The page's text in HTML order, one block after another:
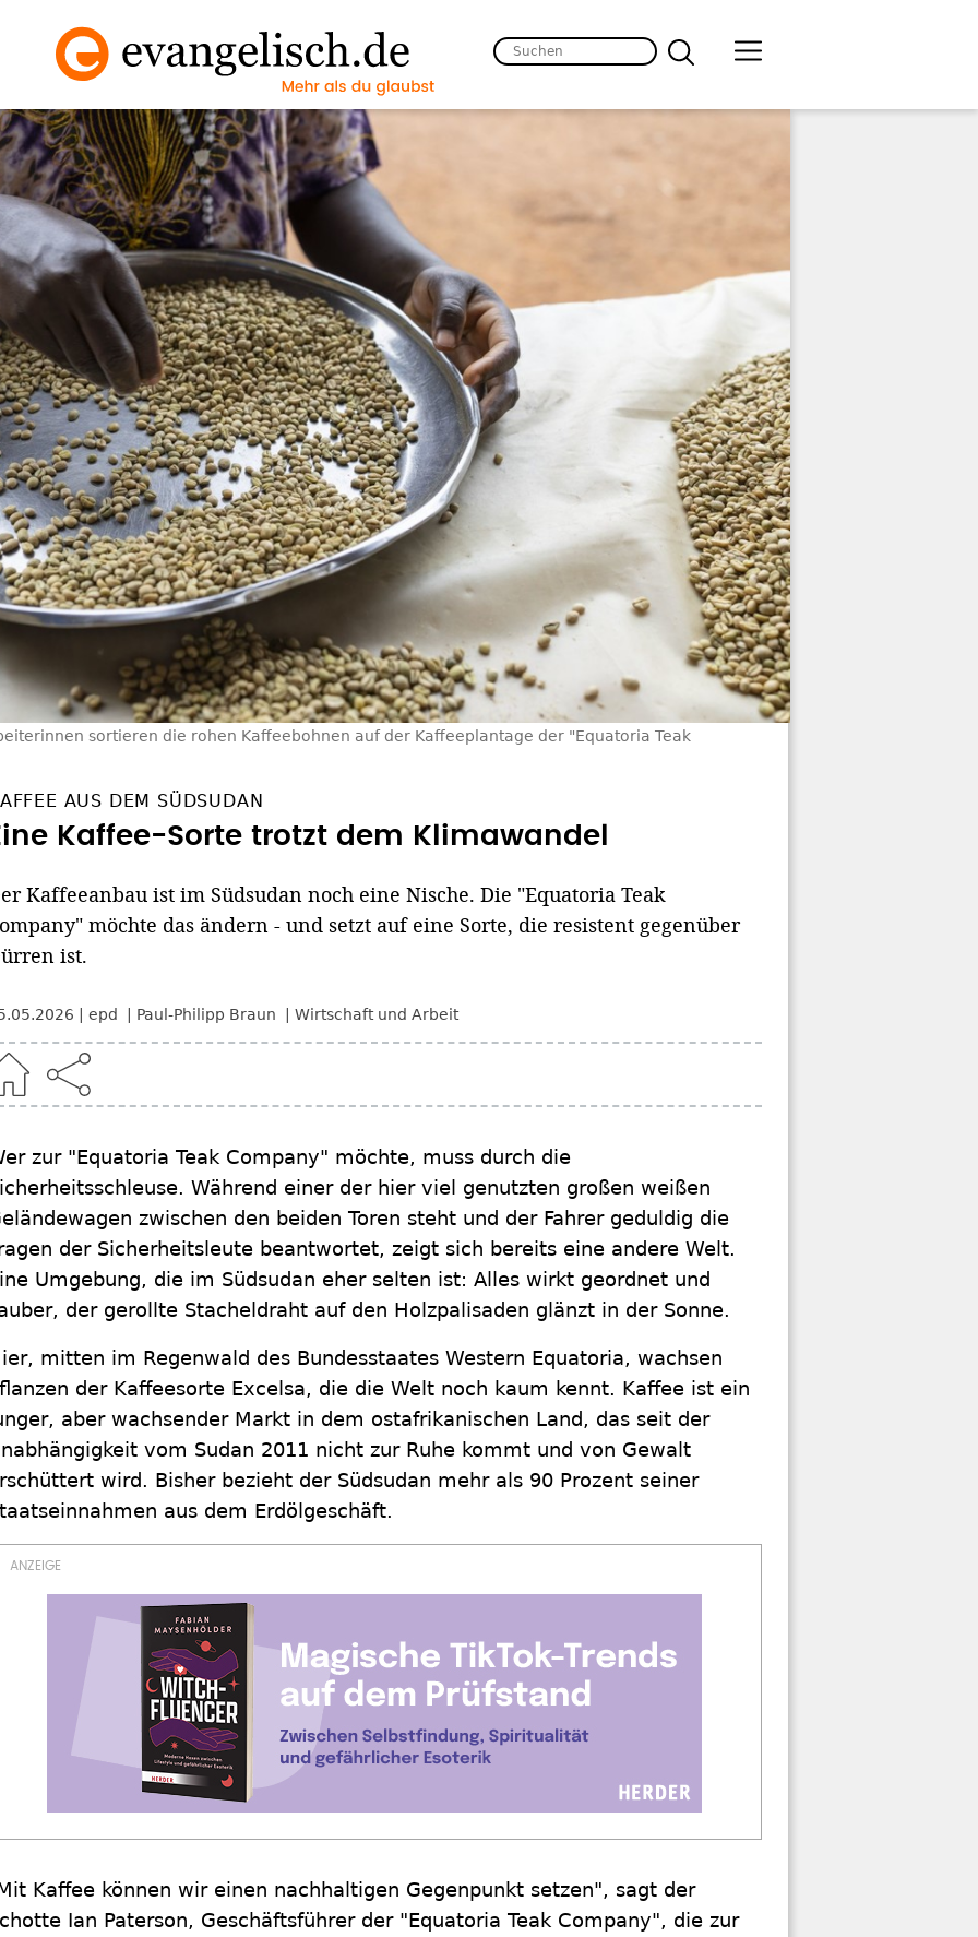
sortieren die rohen Kaffeebohnen auf der Kaffeeplantage der "Equatoria Teak
AUS DEM SÜDSUDAN
Kaffee-Sorte trotzt dem Klimawandel
Kaffeeanbau ist im Südsudan noch eine Nische. Die "Equatoria Teak
möchte das ändern - und setzt auf eine Sorte, die resistent gegenüber
ist.
epd Paul-Philipp Braun Wirtschaft und Arbeit
zur "Equatoria Teak Company" möchte, muss durch die
Während einer der hier viel genutzten großen weißen
zwischen den beiden Toren steht und der Fahrer geduldig die
der Sicherheitsleute beantwortet, zeigt sich bereits eine andere Welt.
Umgebung, die im Südsudan eher selten ist: Alles wirkt geordnet und
der gerollte Stacheldraht auf den Holzpalisaden glänzt in der Sonne.
mitten im Regenwald des Bundesstaates Western Equatoria, wachsen
der Kaffeesorte Excelsa, die die Welt noch kaum kennt. Kaffee ist ein
aber wachsender Markt in dem ostafrikanischen Land, das seit der
vom Sudan 2011 nicht zur Ruhe kommt und von Gewalt
wird. Bisher bezieht der Südsudan mehr als 90 Prozent seiner
aus dem Erdölgeschäft.
Kaffee können wir einen nachhaltigen Gegenpunkt setzen", sagt der
Ian Paterson, Geschäftsführer der "Equatoria Teak Company", die zur